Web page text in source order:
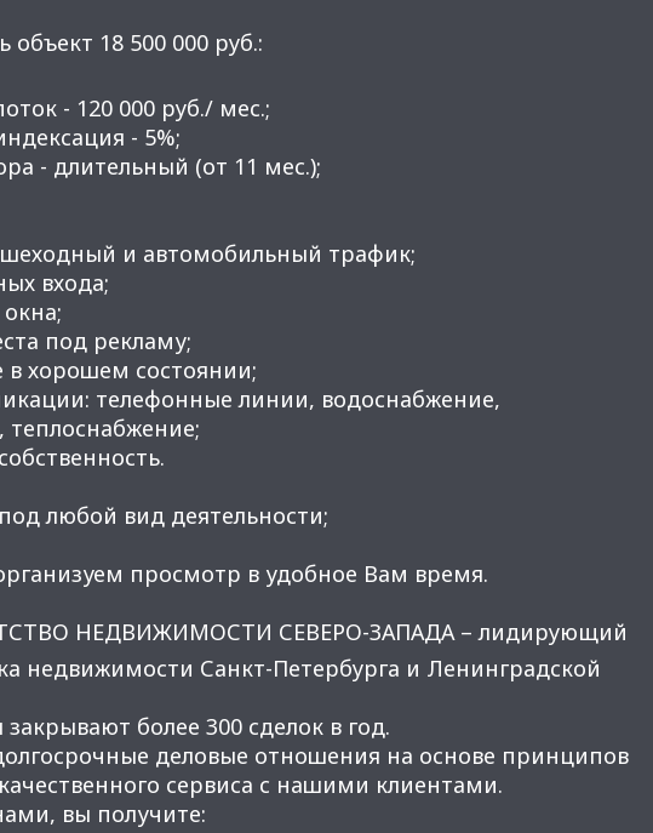
объект 18 500 000 руб.:
- 120 000 руб./ мес.;
- 5%;
- длительный (от 11 мес.);
и автомобильный трафик;
входа;
под рекламу;
хорошем состоянии;
телефонные линии, водоснабжение,
теплоснабжение;
любой вид деятельности;
просмотр в удобное Вам время.
НЕДВИЖИМОСТИ СЕВЕРО-ЗАПАДА – лидирующий
недвижимости Санкт-Петербурга и Ленинградской
более 300 сделок в год.
деловые отношения на основе принципов
сервиса с нашими клиентами.
вы получите: